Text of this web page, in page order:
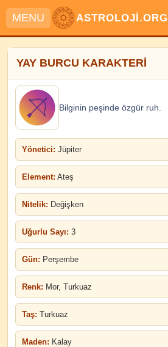
MENU ASTROLOJİ.ORG
YAY BURCU KARAKTERİ
Bilginin peşinde özgür ruh.
Yönetici: Jüpiter
Element: Ateş
Nitelik: Değişken
Uğurlu Sayı: 3
Gün: Perşembe
Renk: Mor, Turkuaz
Taş: Turkuaz
Maden: Kalay